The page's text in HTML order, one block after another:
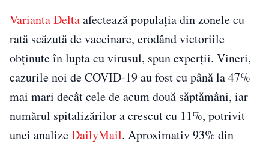
Varianta Deltaafectează populaţia din zonele cu
rată scăzută de vaccinare, erodând victoriile
obţinute în lupta cu virusul, spun experţii. Vineri,
cazurile noi de COVID-19 au fost cu până la 47%
mai mari decât cele de acum două săptămâni, iar
numărul spitalizărilor a crescut cu 11%, potrivit
unei analizeDailyMail. Aproximativ 93% din